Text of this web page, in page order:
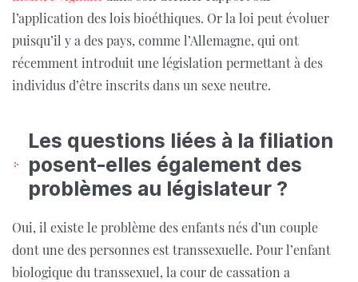
l’application des lois bioéthiques. Or la loi peut évoluer
puisqu’il y a des pays, comme l’Allemagne, qui ont
récemment introduit une législation permettant à des
individus d’être inscrits dans un sexe neutre.
Les questions liées à la filiation
posent-elles également des
problèmes au législateur ?
Oui, il existe le problème des enfants nés d’un couple
dont une des personnes est transsexuelle. Pour l’enfant
biologique du transsexuel, la cour de cassation a